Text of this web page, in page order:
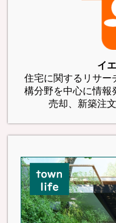
イ
住宅に関するリサー
構分野を中心に情報
売却、新築注